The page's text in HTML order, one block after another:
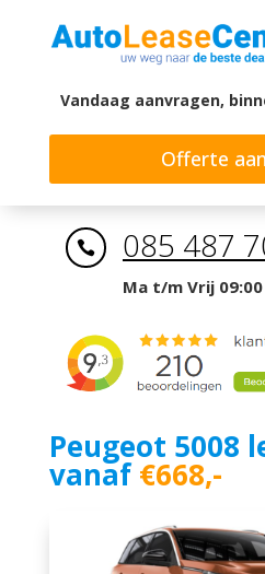
Vandaag aanvragen,
Offerte
 085 487
Ma t/m Vrij
Peugeot 5008
vanaf€668,-